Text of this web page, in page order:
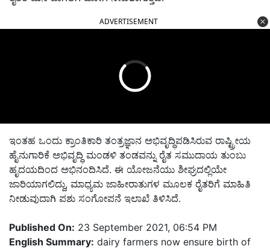
ADVERTISEMENT
ಇಂತಹ ಒಂದು ಕ್ರಾಂತಿಕಾರಿ ತಂತ್ರಜ್ಞಾನ ಅಭಿವೃದ್ಧಿಪಡಿಸಿರುವ ರಾಷ್ಟ್ರೀಯ
ಹೈನುಗಾರಿಕೆ ಅಭಿವೃದ್ಧಿ ಮಂಡಳಿ ತಂಡವನ್ನು ರೈತ ಸಮುದಾಯ ತುಂಬು
ಹೃದಯದಿಂದ ಅಭಿನಂದಿಸಿದೆ. ಈ ಯೋಜನೆಯು ಶೀಘ್ರದಲ್ಲಿಯೇ
ಜಾರಿಯಾಗಲಿದ್ದು, ಮಾಧ್ಯಮ ಜಾಹೀರಾತುಗಳ ಮೂಲಕ ರೈತರಿಗೆ ಮಾಹಿತಿ
ನೀಡುವುದಾಗಿ ಪಶು ಸಂಗೋಪನೆ ಇಲಾಖೆ ತಿಳಿಸಿದೆ.
Published On: 23 September 2021, 06:54 PM
English Summary: dairy farmers now ensure birth of